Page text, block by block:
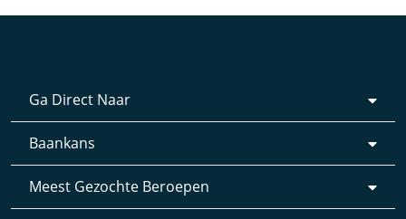
Ga Direct Naar
Baankans
Meest Gezochte Beroepen